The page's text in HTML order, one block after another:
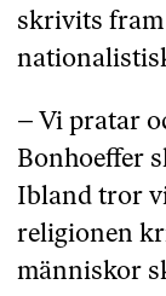
skrivits
– Vi pratar
Bonhoeffer
Ibland tror
religionen
människor